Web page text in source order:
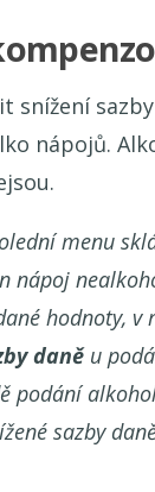
snížení
nápojů.
menu
nápoj
hodnoty,
daněu
podání
sazby